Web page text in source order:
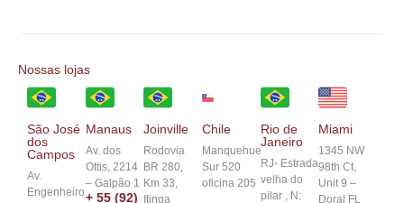
Nossas lojas
São José
dos
Campos
Av.
Engenheiro
Manaus
Av. dos
Ottis, 2214
– Galpão 1
+ 55 (92)
Joinville
Rodovia
BR 280,
Km 33,
Itinga
Chile
Manquehue
Sur 520
oficina 205
Rio de
Janeiro
RJ- Estrada
velha do
pilar , N:
Miami
1345 NW
98th Ct,
Unit 9 –
Doral FL